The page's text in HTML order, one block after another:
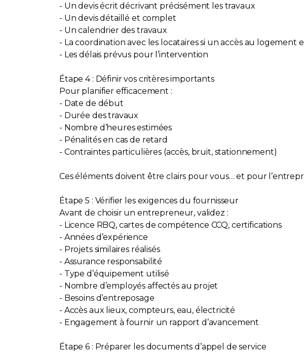
- Un devis écrit décrivant précisément les travaux
- Un devis détaillé et complet
- Un calendrier des travaux
- La coordination avec les locataires si un accès au logement
- Les délais prévus pour l’intervention
Étape 4 : Définir vos critères importants
Pour planifier efficacement :
- Date de début
- Durée des travaux
- Nombre d’heures estimées
- Pénalités en cas de retard
- Contraintes particulières (accès, bruit, stationnement)
Ces éléments doivent être clairs pour vous… et pour
Étape 5 : Vérifier les exigences du fournisseur
Avant de choisir un entrepreneur, validez :
- Licence RBQ, cartes de compétence CCQ, certifications
- Années d’expérience
- Projets similaires réalisés
- Assurance responsabilité
- Type d’équipement utilisé
- Nombre d’employés affectés au projet
- Besoins d’entreposage
- Accès aux lieux, compteurs, eau, électricité
- Engagement à fournir un rapport d’avancement
Étape 6 : Préparer les documents d’appel de service